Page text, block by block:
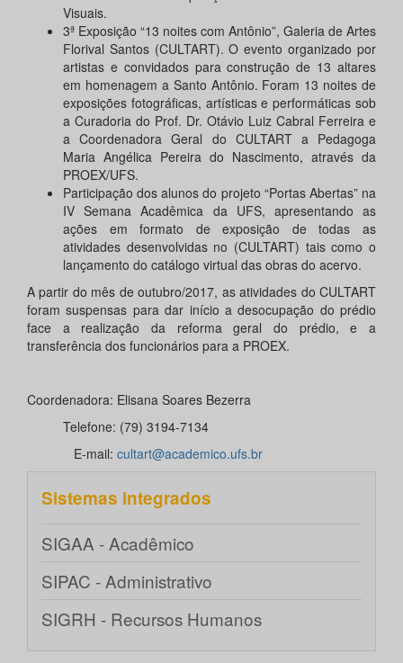
Visuais.
3ª Exposição “13 noites com Antônio”, Galeria de Artes
Florival Santos (CULTART). O evento organizado por
artistas e convidados para construção de 13 altares
em homenagem a Santo Antônio. Foram 13 noites de
exposições fotográficas, artísticas e performáticas sob
a Curadoria do Prof. Dr. Otávio Luiz Cabral Ferreira e
a Coordenadora Geral do CULTART a Pedagoga
Maria Angélica Pereira do Nascimento, através da
PROEX/UFS.
Participação dos alunos do projeto “Portas Abertas” na
IV Semana Acadêmica da UFS, apresentando as
ações em formato de exposição de todas as
atividades desenvolvidas no (CULTART) tais como o
lançamento do catálogo virtual das obras do acervo.
A partir do mês de outubro/2017, as atividades do CULTART
foram suspensas para dar início a desocupação do prédio
face a realização da reforma geral do prédio, e a
transferência dos funcionários para a PROEX.
Coordenadora: Elisana Soares Bezerra
Telefone: (79) 3194-7134
E-mail: cultart@academico.ufs.br​
Sistemas integrados
SIGAA - Acadêmico
SIPAC - Administrativo
SIGRH - Recursos Humanos